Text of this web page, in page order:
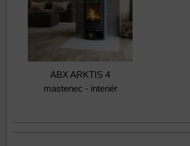
ABX ARKTIS 4
mastenec - interiér